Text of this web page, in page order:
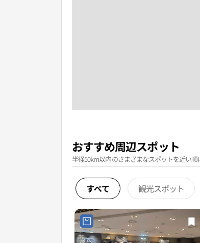
おすすめ周辺スポット
半径50km以内のさまざまなスポットを近い順
すべて 観光スポット